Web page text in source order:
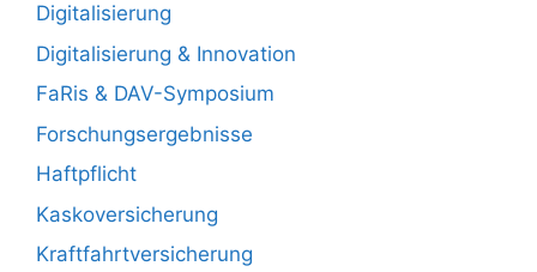
Digitalisierung
Digitalisierung & Innovation
FaRis & DAV-Symposium
Forschungsergebnisse
Haftpflicht
Kaskoversicherung
Kraftfahrtversicherung